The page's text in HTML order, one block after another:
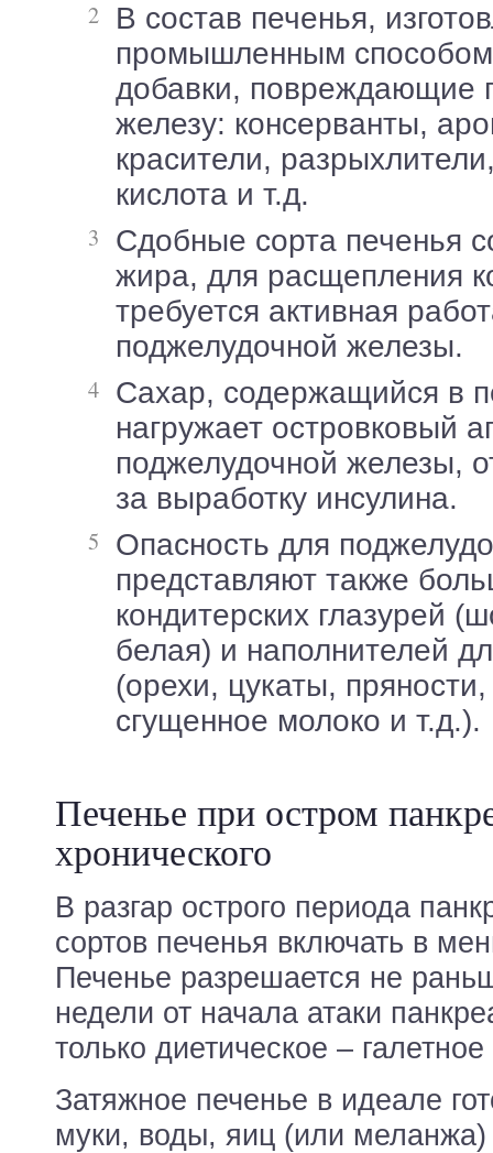
В состав печенья, изготовленного
промышленным
добавки, повреждающие
железу: консерванты,
красители,
кислота и т.д.
Сдобные сорта печенья содержат много
жира, для расщепления
требуется активная
поджелудочной железы.
Сахар, содержащийся в печенье,
нагружает островковый
поджелудочной железы,
за выработку инсулина.
Опасность для поджелудочной железы
представляют также
кондитерских глазурей
белая) и наполнителей
(орехи, цукаты,
сгущенное молоко и т.д.).
Печенье при остром
хронического
В разгар острого периода
сортов печенья включать в
Печенье разрешается не
недели от начала атаки
только диетическое –
Затяжное печенье в идеале
муки, воды, яиц (или